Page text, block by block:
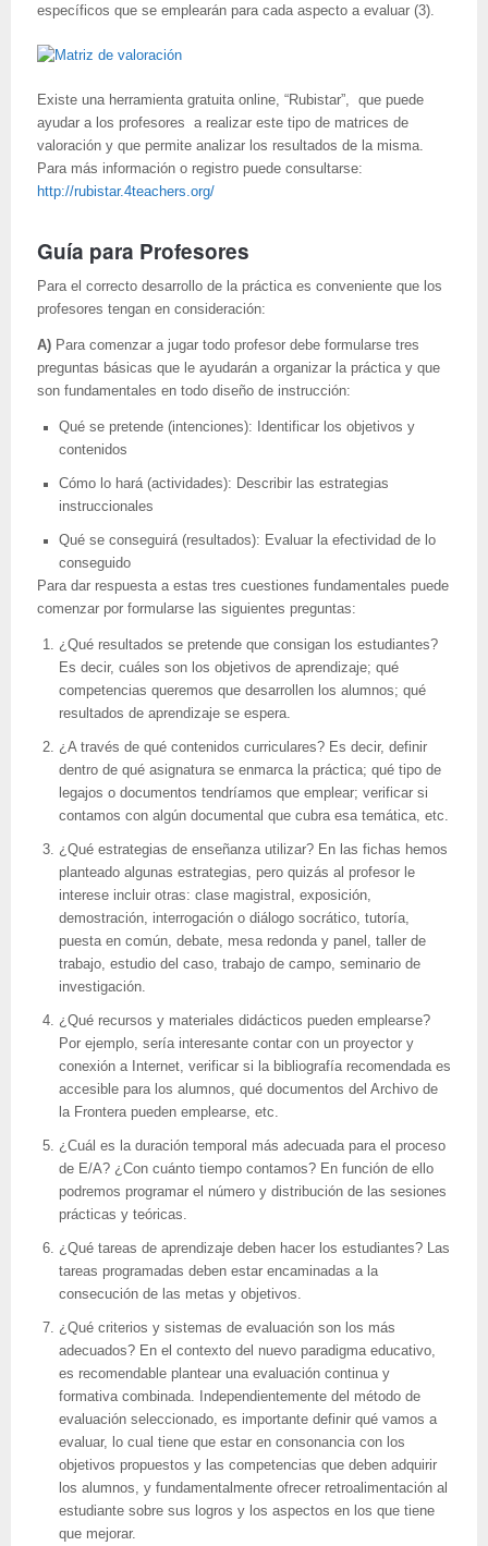
específicos que se emplearán para cada aspecto a evaluar (3).
Existe una herramienta gratuita online, “Rubistar”, que puede
ayudar a los profesores a realizar este tipo de matrices de
valoración y que permite analizar los resultados de la misma.
Para más información o registro puede consultarse:
http://rubistar.4teachers.org/
Guía para Profesores
Para el correcto desarrollo de la práctica es conveniente que los
profesores tengan en consideración:
A) Para comenzar a jugar todo profesor debe formularse tres
preguntas básicas que le ayudarán a organizar la práctica y que
son fundamentales en todo diseño de instrucción:
Qué se pretende (intenciones): Identificar los objetivos y
contenidos
Cómo lo hará (actividades): Describir las estrategias
instruccionales
Qué se conseguirá (resultados): Evaluar la efectividad de lo
conseguido
Para dar respuesta a estas tres cuestiones fundamentales puede
comenzar por formularse las siguientes preguntas:
¿Qué resultados se pretende que consigan los estudiantes?
Es decir, cuáles son los objetivos de aprendizaje; qué
competencias queremos que desarrollen los alumnos; qué
resultados de aprendizaje se espera.
¿A través de qué contenidos curriculares? Es decir, definir
dentro de qué asignatura se enmarca la práctica; qué tipo de
legajos o documentos tendríamos que emplear; verificar si
contamos con algún documental que cubra esa temática, etc.
¿Qué estrategias de enseñanza utilizar? En las fichas hemos
planteado algunas estrategias, pero quizás al profesor le
interese incluir otras: clase magistral, exposición,
demostración, interrogación o diálogo socrático, tutoría,
puesta en común, debate, mesa redonda y panel, taller de
trabajo, estudio del caso, trabajo de campo, seminario de
investigación.
¿Qué recursos y materiales didácticos pueden emplearse?
Por ejemplo, sería interesante contar con un proyector y
conexión a Internet, verificar si la bibliografía recomendada es
accesible para los alumnos, qué documentos del Archivo de
la Frontera pueden emplearse, etc.
¿Cuál es la duración temporal más adecuada para el proceso
de E/A? ¿Con cuánto tiempo contamos? En función de ello
podremos programar el número y distribución de las sesiones
prácticas y teóricas.
¿Qué tareas de aprendizaje deben hacer los estudiantes? Las
tareas programadas deben estar encaminadas a la
consecución de las metas y objetivos.
¿Qué criterios y sistemas de evaluación son los más
adecuados? En el contexto del nuevo paradigma educativo,
es recomendable plantear una evaluación continua y
formativa combinada. Independientemente del método de
evaluación seleccionado, es importante definir qué vamos a
evaluar, lo cual tiene que estar en consonancia con los
objetivos propuestos y las competencias que deben adquirir
los alumnos, y fundamentalmente ofrecer retroalimentación al
estudiante sobre sus logros y los aspectos en los que tiene
que mejorar.